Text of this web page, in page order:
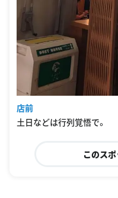
店前
土日などは行列覚悟で。
このス